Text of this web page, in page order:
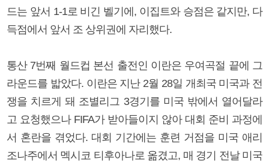
드는 앞서 1-1로 비긴 벨기에, 이집트와 승점은 같지만, 다
득점에서 앞서 조 상위권에 자리했다.
통산 7번째 월드컵 본선 출전인 이란은 우여곡절 끝에 그
라운드를 밟았다. 이란은 지난 2월 28일 개최국 미국과 전
쟁을 치르게 돼 조별리그 3경기를 미국 밖에서 열어달라
고 요청했으나 FIFA가 받아들이지 않아 대회 준비 과정에
서 혼란을 겪었다. 대회 기간에는 훈련 거점을 미국 애리
조나주에서 멕시코 티후아나로 옮겼고, 매 경기 전날 미국